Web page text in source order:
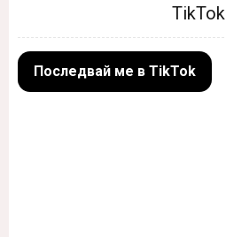
TikTok
Последвай ме в TikTok